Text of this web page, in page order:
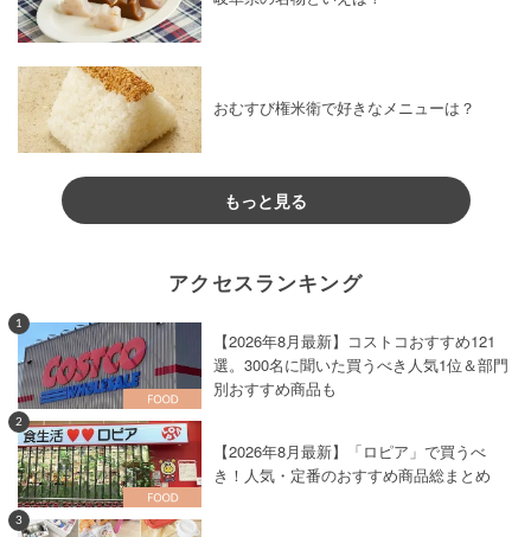
おむすび権米衛で好きなメニューは？
もっと見る
アクセスランキング
1
【2026年8月最新】コストコおすすめ121
選。300名に聞いた買うべき人気1位＆部門
別おすすめ商品も
2
【2026年8月最新】「ロピア」で買うべ
き！人気・定番のおすすめ商品総まとめ
3